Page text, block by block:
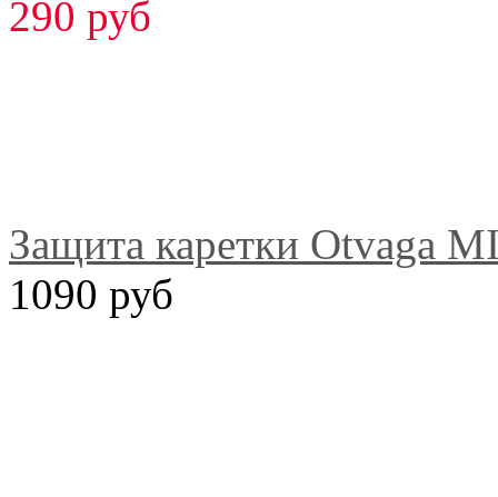
290 руб
Защита каретки Otvaga
1090 руб